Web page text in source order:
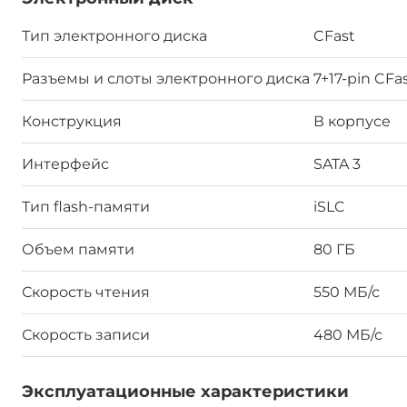
Тип электронного диска CFast
Разъемы и слоты электронного диска 7+17-pin
Конструкция В корпусе
Интерфейс SATA 3
Тип flash-памяти iSLC
Объем памяти 80 ГБ
Скорость чтения 550 МБ/с
Скорость записи 480 МБ/с
Эксплуатационные характеристики